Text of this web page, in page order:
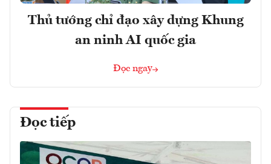
Thủ tướng chỉ đạo xây dựng Khung
an ninh AI quốc gia
Đọc ngay
Đọc tiếp